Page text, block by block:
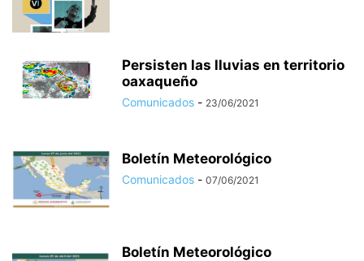
Persisten las lluvias en territorio
oaxaqueño
Comunicados - 23/06/2021
Boletín Meteorológico
Comunicados - 07/06/2021
Boletín Meteorológico